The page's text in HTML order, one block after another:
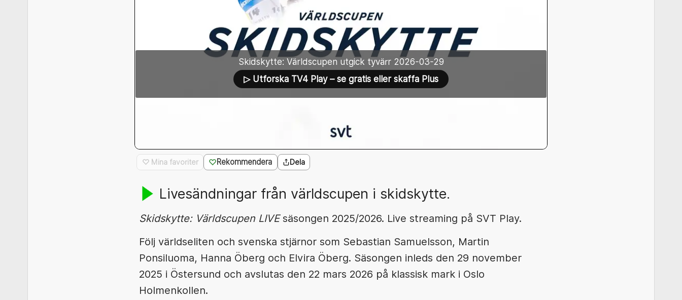
♡ Mina favoriter Rekommendera Dela
Livesändningar från världscupen i skidskytte.
Skidskytte: Världscupen LIVEsäsongen 2025/2026. Live streaming på SVT Play.
Följ världseliten och svenska stjärnor som Sebastian Samuelsson, Martin
Ponsiluoma, Hanna Öberg och Elvira Öberg. Säsongen inleds den 29 november
2025 i Östersund och avslutas den 22 mars 2026 på klassisk mark i Oslo
Holmenkollen.
Skidskytte: Världscupen utgick tyvärr 2026-03-29
▷ Utforska TV4 Play – se gratis eller skaffa Plus